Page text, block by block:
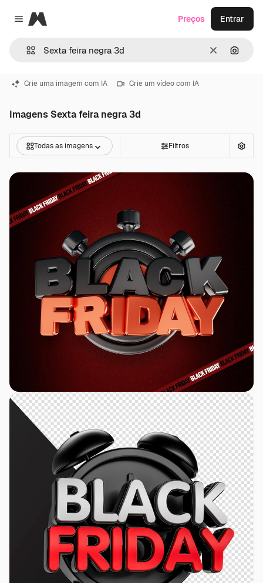
Close menu
Magnific
Limpar
Preços Entrar
Crie uma imagem com IA Crie um vídeo com IA
Imagens Sexta feira negra 3d
Todas as imagens Filtros